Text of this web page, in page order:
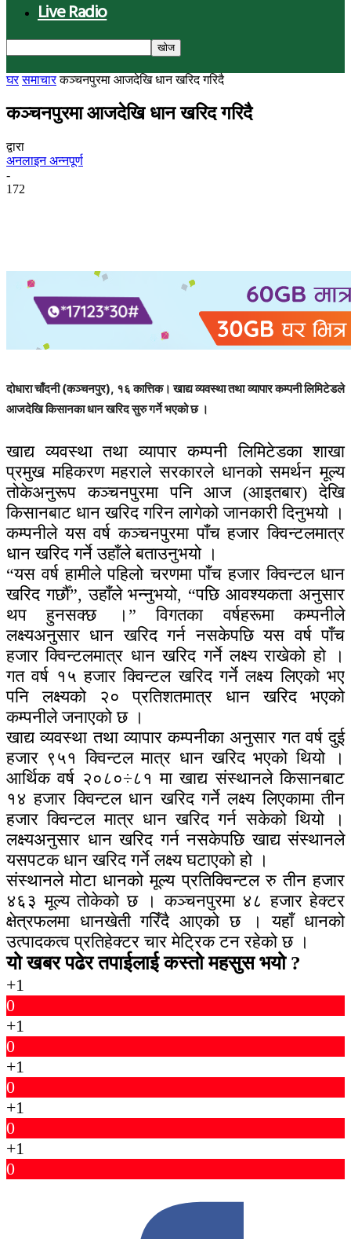
Live Radio
घर समाचार कञ्चनपुरमा आजदेखि धान खरिद गरिदै
कञ्चनपुरमा आजदेखि धान खरिद गरिदै
द्वारा
अनलाइन अन्नपूर्ण
-
172
दोधारा चाँदनी (कञ्चनपुर), १६ कात्तिक। खाद्य व्यवस्था तथा व्यापार कम्पनी लिमिटेडले
आजदेखि किसानका धान खरिद सुरु गर्ने भएको छ ।
खाद्य व्यवस्था तथा व्यापार कम्पनी लिमिटेडका शाखा
प्रमुख महिकरण महराले सरकारले धानको समर्थन मूल्य
तोकेअनुरूप कञ्चनपुरमा पनि आज (आइतबार) देखि
किसानबाट धान खरिद गरिन लागेको जानकारी दिनुभयो ।
कम्पनीले यस वर्ष कञ्चनपुरमा पाँच हजार क्विन्टलमात्र
धान खरिद गर्ने उहाँले बताउनुभयो ।
“यस वर्ष हामीले पहिलो चरणमा पाँच हजार क्विन्टल धान
खरिद गर्छौँ”, उहाँले भन्नुभयो, “पछि आवश्यकता अनुसार
थप हुनसक्छ ।” विगतका वर्षहरूमा कम्पनीले
लक्ष्यअनुसार धान खरिद गर्न नसकेपछि यस वर्ष पाँच
हजार क्विन्टलमात्र धान खरिद गर्ने लक्ष्य राखेको हो ।
गत वर्ष १५ हजार क्विन्टल खरिद गर्ने लक्ष्य लिएको भए
पनि लक्ष्यको २० प्रतिशतमात्र धान खरिद भएको
कम्पनीले जनाएको छ ।
खाद्य व्यवस्था तथा व्यापार कम्पनीका अनुसार गत वर्ष दुई
हजार ९५१ क्विन्टल मात्र धान खरिद भएको थियो ।
आर्थिक वर्ष २०८०÷८१ मा खाद्य संस्थानले किसानबाट
१४ हजार क्विन्टल धान खरिद गर्ने लक्ष्य लिएकामा तीन
हजार क्विन्टल मात्र धान खरिद गर्न सकेको थियो ।
लक्ष्यअनुसार धान खरिद गर्न नसकेपछि खाद्य संस्थानले
यसपटक धान खरिद गर्ने लक्ष्य घटाएको हो ।
संस्थानले मोटा धानको मूल्य प्रतिक्विन्टल रु तीन हजार
४६३ मूल्य तोकेको छ । कञ्चनपुरमा ४८ हजार हेक्टर
क्षेत्रफलमा धानखेती गरिँदै आएको छ । यहाँ धानको
उत्पादकत्व प्रतिहेक्टर चार मेट्रिक टन रहेको छ ।
यो खबर पढेर तपाईलाई कस्तो महसुस भयो ?
+1
0
+1
0
+1
0
+1
0
+1
0